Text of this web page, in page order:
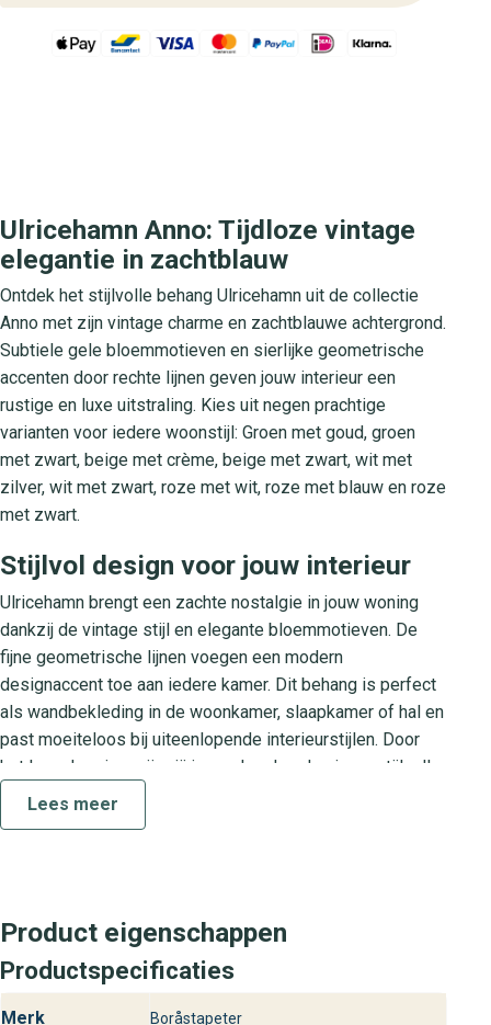
Ulricehamn Anno: Tijdloze vintage
elegantie in zachtblauw
Ontdek het stijlvolle behang Ulricehamn uit de collectie
Anno met zijn vintage charme en zachtblauwe achtergrond.
Subtiele gele bloemmotieven en sierlijke geometrische
accenten door rechte lijnen geven jouw interieur een
rustige en luxe uitstraling. Kies uit negen prachtige
varianten voor iedere woonstijl: Groen met goud, groen
met zwart, beige met crème, beige met zwart, wit met
zilver, wit met zwart, roze met wit, roze met blauw en roze
met zwart.
Stijlvol design voor jouw interieur
Ulricehamn brengt een zachte nostalgie in jouw woning
dankzij de vintage stijl en elegante bloemmotieven. De
fijne geometrische lijnen voegen een modern
designaccent toe aan iedere kamer. Dit behang is perfect
als wandbekleding in de woonkamer, slaapkamer of hal en
past moeiteloos bij uiteenlopende interieurstijlen. Door
het luxe dessin creëer jij in een handomdraai een stijlvolle
en rustige sfeer.
kies je voor een beleving in kleur en patroon die jaren
meegaat. Elk dessin uit Anno is zorgvuldig ontworpen om
jouw interieur een unieke en stijlvolle uitstraling te geven.
Lees meer
Product eigenschappen
Productspecificaties
Merk Boråstapeter